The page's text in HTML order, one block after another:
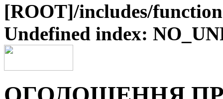
[ROOT]/includes/
Undefined index: